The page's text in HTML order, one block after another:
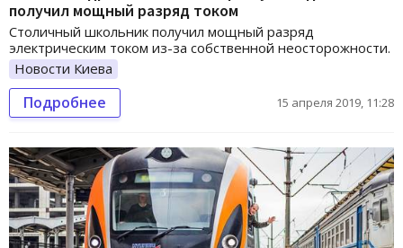
получил мощный разряд током
Столичный школьник получил мощный разряд
электрическим током из-за собственной неосторожности.
Новости Киева
Подробнее 15 апреля 2019, 11:28